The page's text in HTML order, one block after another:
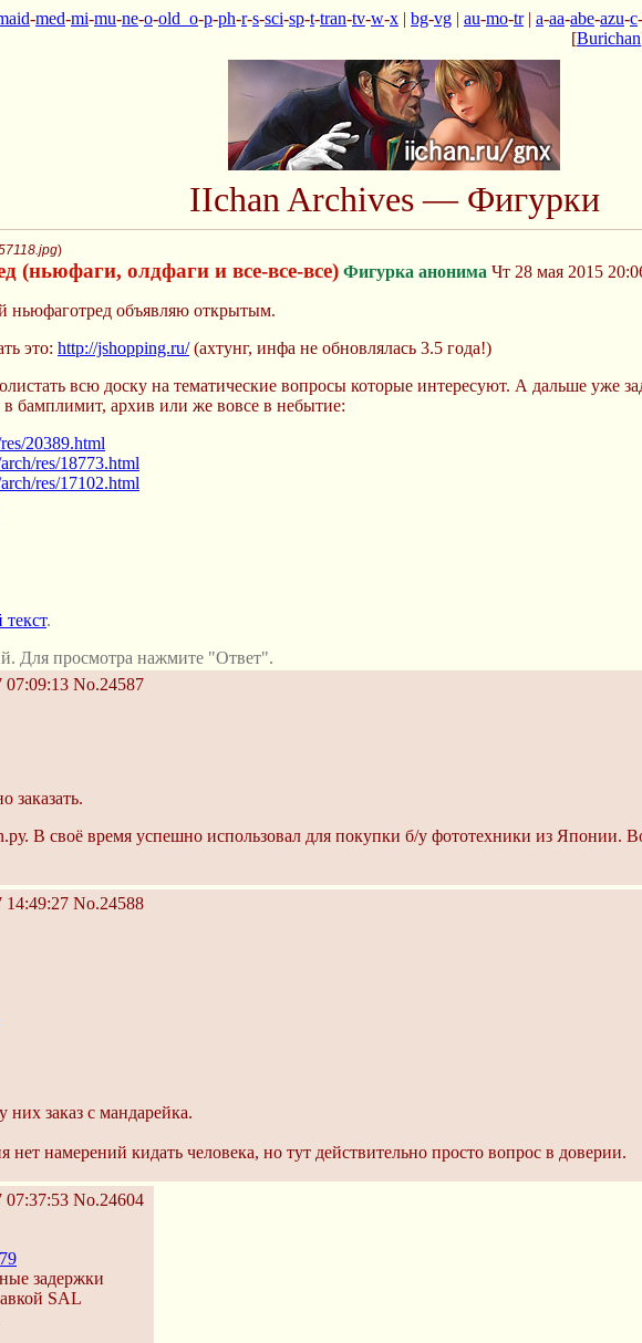
-med-mi-mu-ne-o-old_o-p-ph-r-s-sci-sp-t-tran-tv-w-x | bg-vg | au-mo-tr| a-aa-abe-azu-c-
[Burichan
IIchan Archives — Фигурки
)
(ньюфаги, олдфаги и все-все-все) Фигурка анонима Чт 28 мая 2015
ньюфаготред объявляю открытым.
это: http://jshopping.ru/(ахтунг, инфа не обновлялась 3.5 года!)
всю доску на тематические вопросы которые интересуют. А дальше уже
бамплимит, архив или же вовсе в небытие:
20389.html
res/18773.html
res/17102.html
.
Для просмотра нажмите "Ответ".
07:09:13 No.24587
заказать.
В своё время успешно использовал для покупки б/у фототехники из Японии.
14:49:27 No.24588
заказ с мандарейка.
намерений кидать человека, но тут действительно просто вопрос в доверии.
07:37:53 No.24604
задержки
SAL